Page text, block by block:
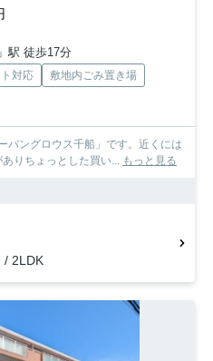
駅 徒歩17分
対応
敷地内ごみ置き場
バングロウス千船」です。近くには
りちょっとした買い... もっと見る
/ 2LDK